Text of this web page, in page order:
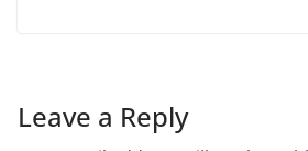
Leave a Reply